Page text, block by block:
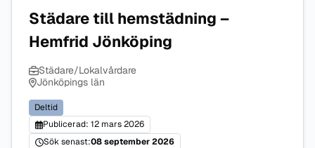
Städare till hemstädning –
Hemfrid Jönköping
Städare/Lokalvårdare
Jönköpings län
Deltid
Publicerad: 12 mars 2026
Sök senast:08 september 2026